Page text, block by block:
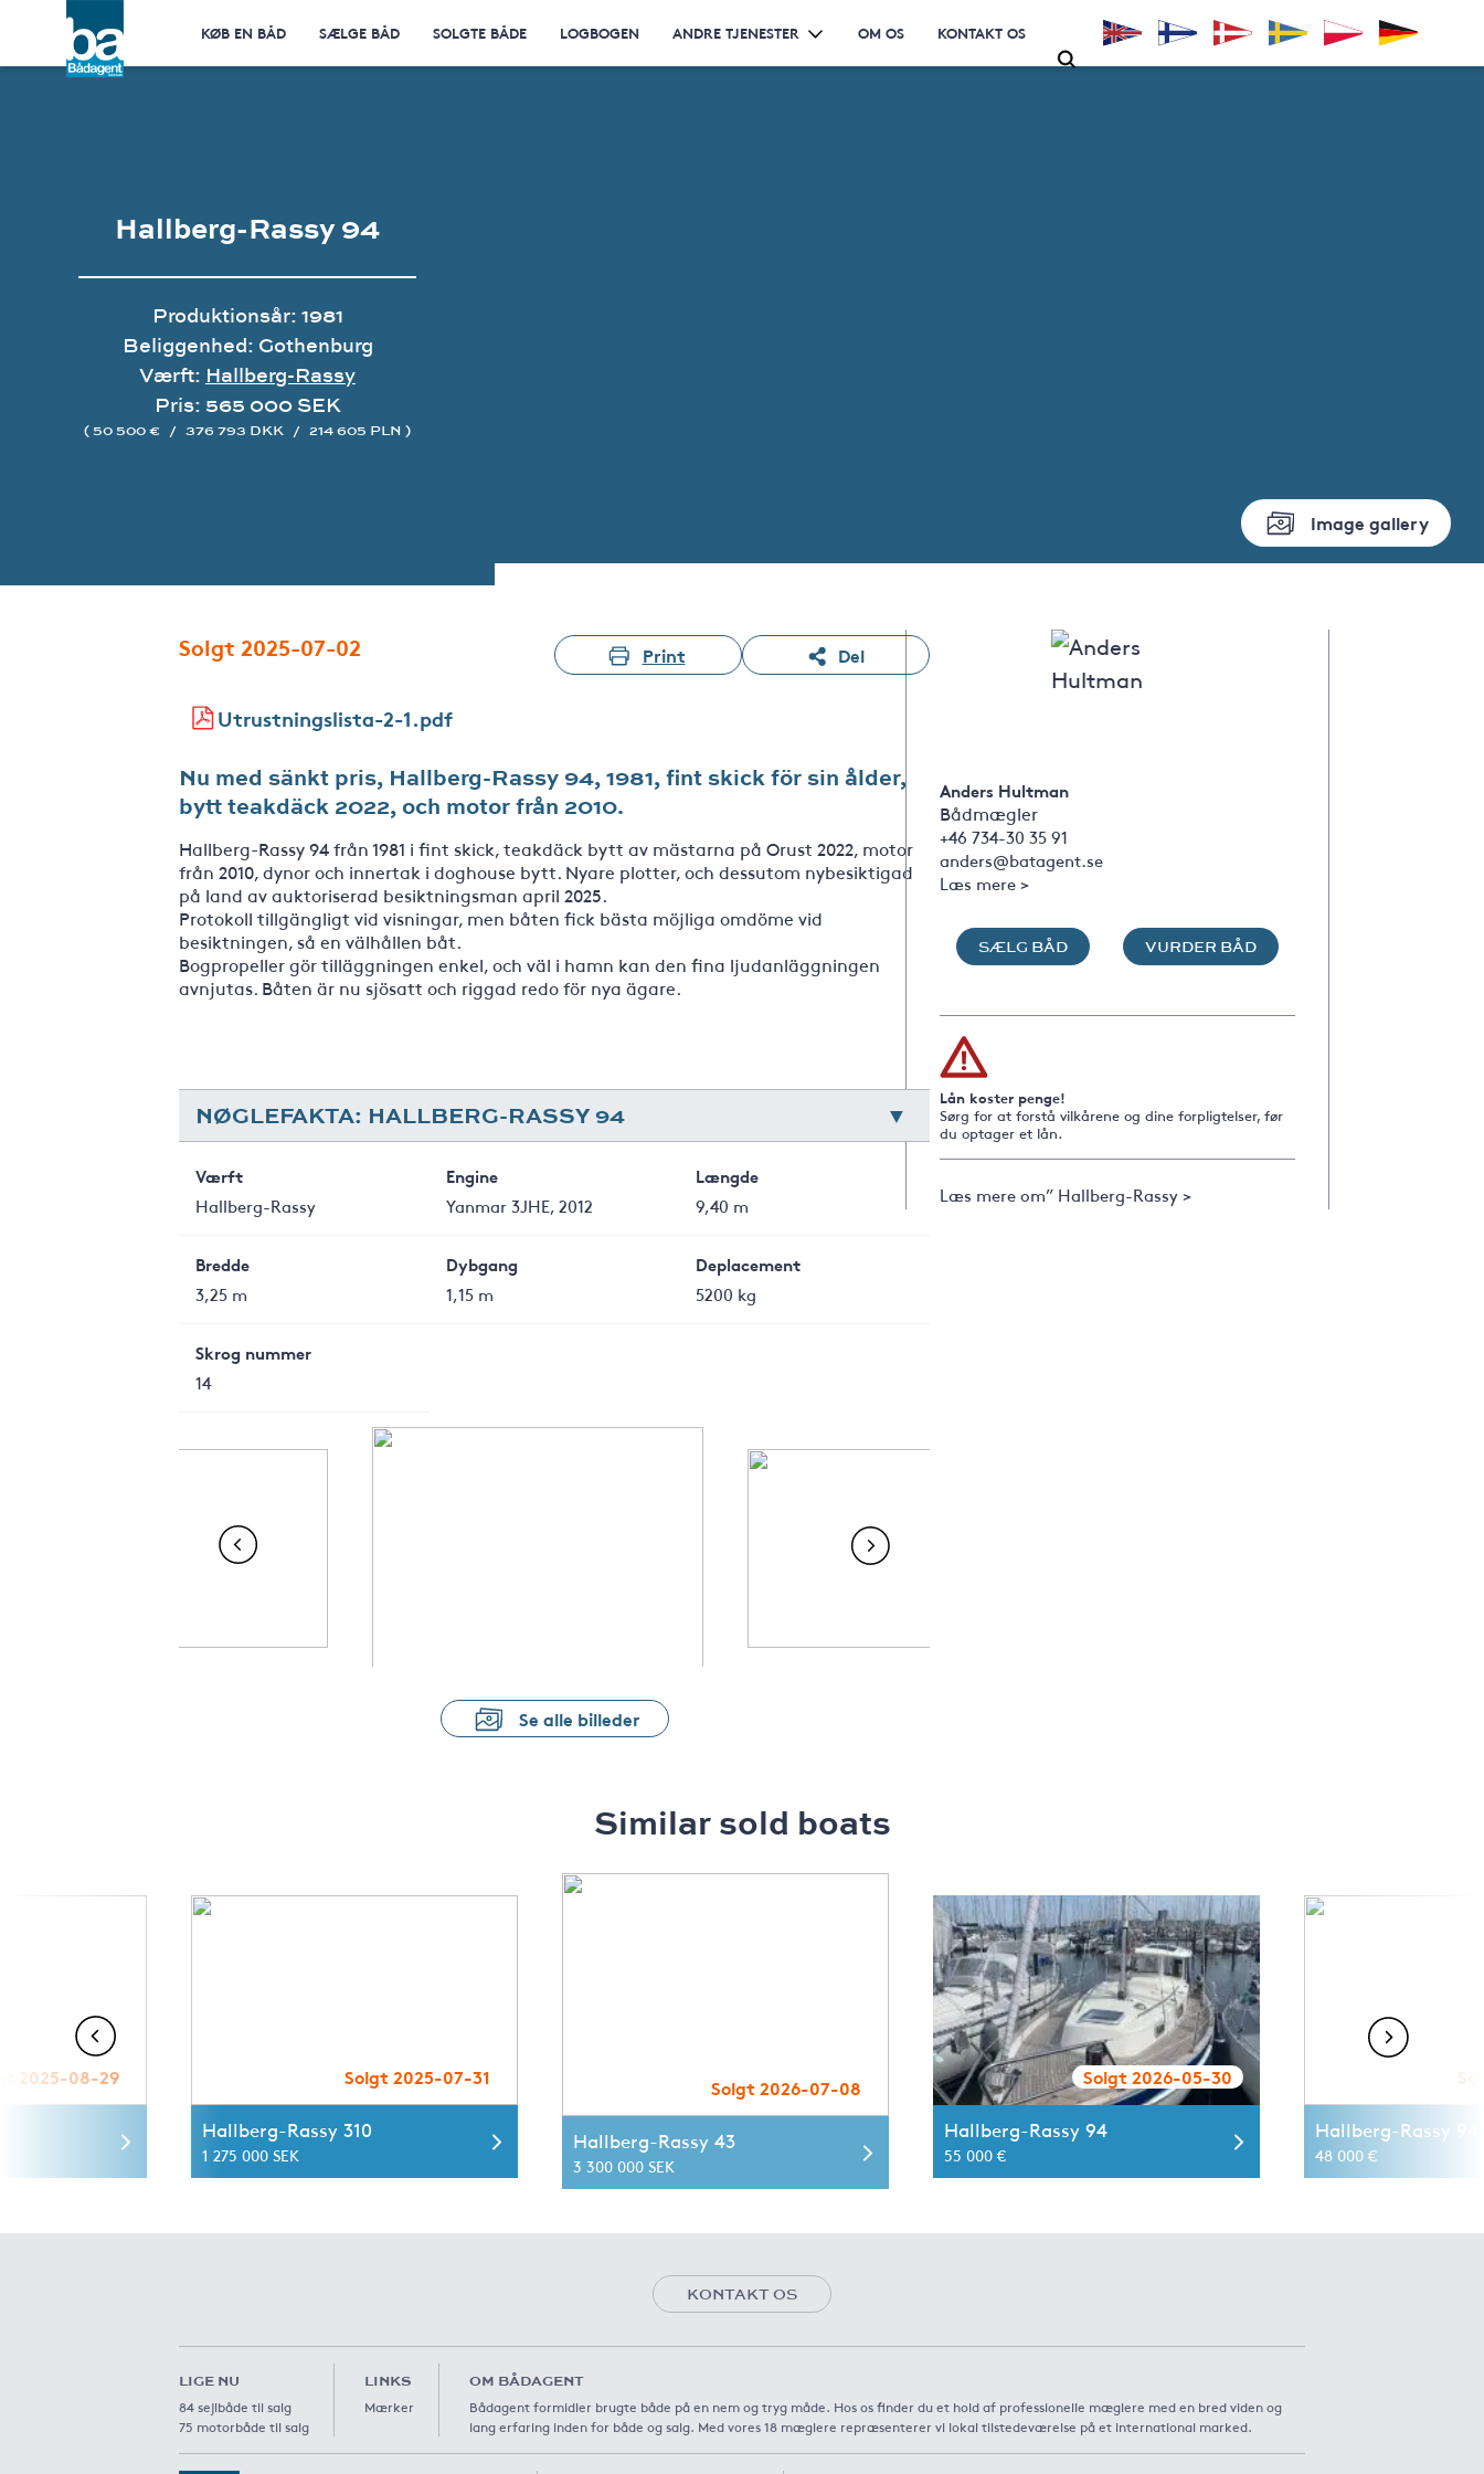
KØB EN BÅD SÆLGE BÅD SOLGTE BÅDE LOGBOGEN ANDRE TJENESTER OM OS KONTAKT OS
Image gallery
Hallberg-Rassy 94
Produktionsår: 1981
Beliggenhed: Gothenburg
Værft: Hallberg-Rassy
Pris: 565 000 SEK
( 50 500 € / 376 793 DKK / 214 605 PLN )
Solgt 2025-07-02 Print Del
Utrustningslista-2-1.pdf
Nu med sänkt pris, Hallberg-Rassy 94, 1981, fint skick för sin ålder,
bytt teakdäck 2022, och motor från 2010.
Hallberg-Rassy 94 från 1981 i fint skick, teakdäck bytt av mästarna på Orust 2022, motor
från 2010, dynor och innertak i doghouse bytt. Nyare plotter, och dessutom nybesiktigad
på land av auktoriserad besiktningsman april 2025.
Protokoll tillgängligt vid visningar, men båten fick bästa möjliga omdöme vid
besiktningen, så en välhållen båt.
Bogpropeller gör tilläggningen enkel, och väl i hamn kan den fina ljudanläggningen
avnjutas. Båten är nu sjösatt och riggad redo för nya ägare.
NØGLEFAKTA: HALLBERG-RASSY 94
Værft
Hallberg-Rassy
Engine
Yanmar 3JHE, 2012
Længde
9,40 m
Bredde
3,25 m
Dybgang
1,15 m
Deplacement
5200 kg
Skrog nummer
14
Se alle billeder
Anders Hultman
Bådmægler
+46 734-30 35 91
anders@batagent.se
Læs mere >
SÆLG BÅD VURDER BÅD
Lån koster penge!
Sørg for at forstå vilkårene og dine forpligtelser, før
du optager et lån.
Læs mere om” Hallberg-Rassy >
Similar sold boats
2025-08-29 Solgt 2025-07-31
Hallberg-Rassy 310
1 275 000 SEK
Solgt 2026-07-08
Hallberg-Rassy 43
3 300 000 SEK
Solgt 2026-05-30
Hallberg-Rassy 94
55 000 €
Hallberg-Rassy
48 000 €
KONTAKT OS
LIGE NU
84 sejlbåde til salg
75 motorbåde til salg
LINKS
Mærker
OM BÅDAGENT
Bådagent formidler brugte både på en nem og tryg måde. Hos os finder du et hold af professionelle mæglere med en bred viden og
lang erfaring inden for både og salg. Med vores 18 mæglere repræsenterer vi lokal tilstedeværelse på et international marked.